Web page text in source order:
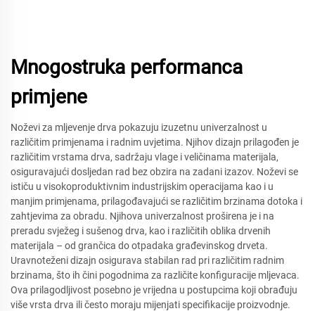
Mnogostruka performanca
primjene
Noževi za mljevenje drva pokazuju izuzetnu univerzalnost u
različitim primjenama i radnim uvjetima. Njihov dizajn prilagođen je
različitim vrstama drva, sadržaju vlage i veličinama materijala,
osiguravajući dosljedan rad bez obzira na zadani izazov. Noževi se
ističu u visokoproduktivnim industrijskim operacijama kao i u
manjim primjenama, prilagođavajući se različitim brzinama dotoka i
zahtjevima za obradu. Njihova univerzalnost proširena je i na
preradu svježeg i sušenog drva, kao i različitih oblika drvenih
materijala – od grančica do otpadaka građevinskog drveta.
Uravnoteženi dizajn osigurava stabilan rad pri različitim radnim
brzinama, što ih čini pogodnima za različite konfiguracije mljevaca.
Ova prilagodljivost posebno je vrijedna u postupcima koji obrađuju
više vrsta drva ili često moraju mijenjati specifikacije proizvodnje.